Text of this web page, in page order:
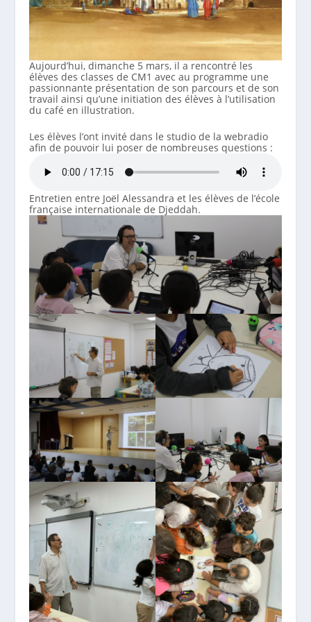
Aujourd’hui, dimanche 5 mars, il a rencontré les
élèves des classes de CM1 avec au programme une
passionnante présentation de son parcours et de son
travail ainsi qu’une initiation des élèves à l’utilisation
du café en illustration.
Les élèves l’ont invité dans le studio de la webradio
afin de pouvoir lui poser de nombreuses questions :
Entretien entre Joël Alessandra et les élèves de l’école
française internationale de Djeddah.